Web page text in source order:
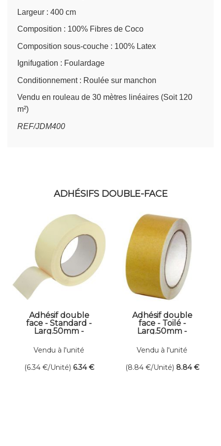
Largeur : 400 cm
Composition : 100% Fibres de Coco
Composition sous-couche : 100% Latex
Ignifugation : Foulardage
Conditionnement : Roulée sur manchon
Vendu en rouleau de 30 mètres linéaires (Soit 120
m²)
REF/JDM400
ADHÉSIFS DOUBLE-FACE
Adhésif double
face - Standard -
Larg.50mm -
Vendu à l'unité
(6.34 €/Unité) 6.34 €
Adhésif double
face - Toilé -
Larg.50mm -
Vendu à l'unité
(8.84 €/Unité) 8.84 €